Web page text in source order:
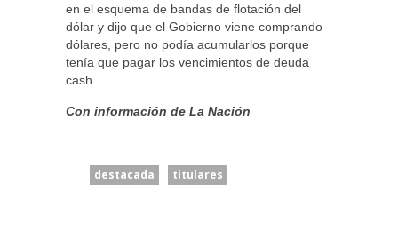
en el esquema de bandas de flotación del
dólar y dijo que el Gobierno viene comprando
dólares, pero no podía acumularlos porque
tenía que pagar los vencimientos de deuda
cash.
Con información de La Nación
destacada titulares